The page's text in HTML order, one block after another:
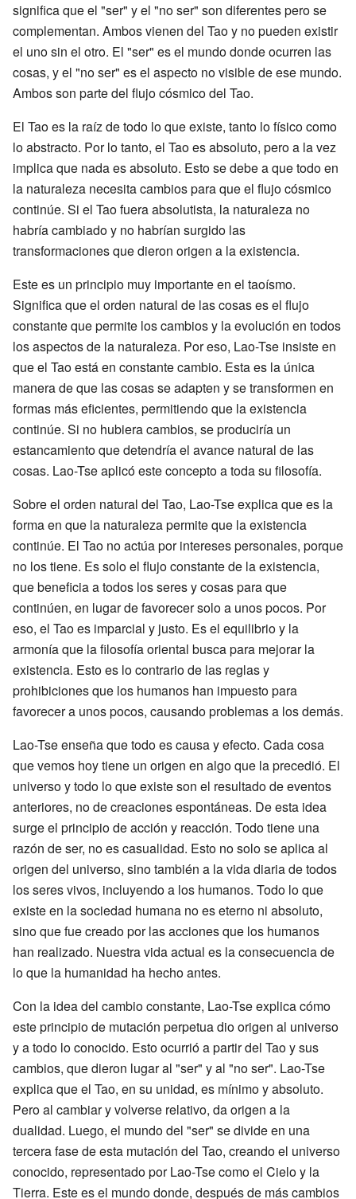
significa que el "ser" y el "no ser" son diferentes pero se
complementan. Ambos vienen del Tao y no pueden existir
el uno sin el otro. El "ser" es el mundo donde ocurren las
cosas, y el "no ser" es el aspecto no visible de ese mundo.
Ambos son parte del flujo cósmico del Tao.
El Tao es la raíz de todo lo que existe, tanto lo físico como
lo abstracto. Por lo tanto, el Tao es absoluto, pero a la vez
implica que nada es absoluto. Esto se debe a que todo en
la naturaleza necesita cambios para que el flujo cósmico
continúe. Si el Tao fuera absolutista, la naturaleza no
habría cambiado y no habrían surgido las
transformaciones que dieron origen a la existencia.
Este es un principio muy importante en el taoísmo.
Significa que el orden natural de las cosas es el flujo
constante que permite los cambios y la evolución en todos
los aspectos de la naturaleza. Por eso, Lao-Tse insiste en
que el Tao está en constante cambio. Esta es la única
manera de que las cosas se adapten y se transformen en
formas más eficientes, permitiendo que la existencia
continúe. Si no hubiera cambios, se produciría un
estancamiento que detendría el avance natural de las
cosas. Lao-Tse aplicó este concepto a toda su filosofía.
Sobre el orden natural del Tao, Lao-Tse explica que es la
forma en que la naturaleza permite que la existencia
continúe. El Tao no actúa por intereses personales, porque
no los tiene. Es solo el flujo constante de la existencia,
que beneficia a todos los seres y cosas para que
continúen, en lugar de favorecer solo a unos pocos. Por
eso, el Tao es imparcial y justo. Es el equilibrio y la
armonía que la filosofía oriental busca para mejorar la
existencia. Esto es lo contrario de las reglas y
prohibiciones que los humanos han impuesto para
favorecer a unos pocos, causando problemas a los demás.
Lao-Tse enseña que todo es causa y efecto. Cada cosa
que vemos hoy tiene un origen en algo que la precedió. El
universo y todo lo que existe son el resultado de eventos
anteriores, no de creaciones espontáneas. De esta idea
surge el principio de acción y reacción. Todo tiene una
razón de ser, no es casualidad. Esto no solo se aplica al
origen del universo, sino también a la vida diaria de todos
los seres vivos, incluyendo a los humanos. Todo lo que
existe en la sociedad humana no es eterno ni absoluto,
sino que fue creado por las acciones que los humanos
han realizado. Nuestra vida actual es la consecuencia de
lo que la humanidad ha hecho antes.
Con la idea del cambio constante, Lao-Tse explica cómo
este principio de mutación perpetua dio origen al universo
y a todo lo conocido. Esto ocurrió a partir del Tao y sus
cambios, que dieron lugar al "ser" y al "no ser". Lao-Tse
explica que el Tao, en su unidad, es mínimo y absoluto.
Pero al cambiar y volverse relativo, da origen a la
dualidad. Luego, el mundo del "ser" se divide en una
tercera fase de esta mutación del Tao, creando el universo
conocido, representado por Lao-Tse como el Cielo y la
Tierra. Este es el mundo donde, después de más cambios